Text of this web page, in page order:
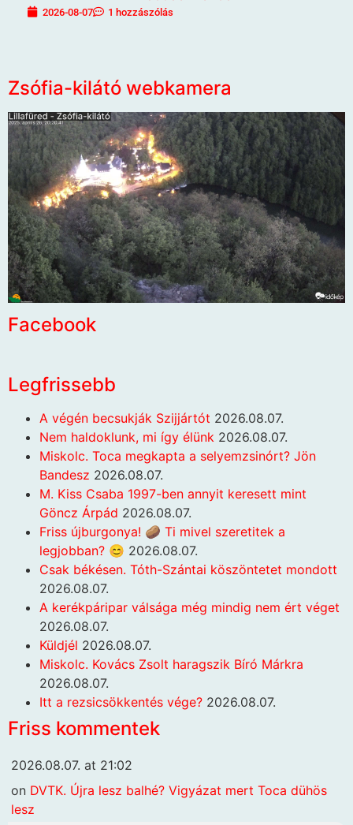
2026-08-07 1 hozzászólás
Zsófia-kilátó webkamera
Facebook
Legfrissebb
A végén becsukják Szijjártót 2026.08.07.
Nem haldoklunk, mi így élünk 2026.08.07.
Miskolc. Toca megkapta a selyemzsinórt? Jön
Bandesz 2026.08.07.
M. Kiss Csaba 1997-ben annyit keresett mint
Göncz Árpád 2026.08.07.
Friss újburgonya! 🥔 Ti mivel szeretitek a
legjobban? 😊 2026.08.07.
Csak békésen. Tóth-Szántai köszöntetet mondott
2026.08.07.
A kerékpáripar válsága még mindig nem ért véget
2026.08.07.
Küldjél 2026.08.07.
Miskolc. Kovács Zsolt haragszik Bíró Márkra
2026.08.07.
Itt a rezsicsökkentés vége? 2026.08.07.
Friss kommentek
2026.08.07. at 21:02
on DVTK. Újra lesz balhé? Vigyázat mert Toca dühös
lesz